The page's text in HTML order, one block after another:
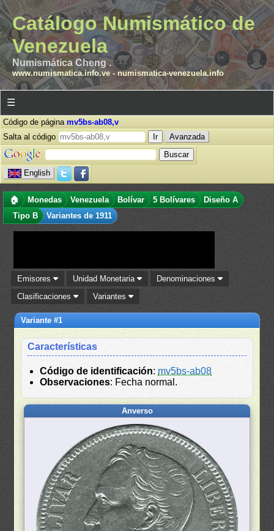
Catálogo Numismático de
Venezuela
Numismática Cheng .
www.numismatica.info.ve- numismatica-venezuela.info
☰
Código de página mv5bs-ab08,v
Salta al código
Avanzada
English
🏠 Monedas Venezuela Bolívar 5 Bolívares
Diseño A
Tipo B
Variantes de 1911
Emisores Unidad Monetaria
Denominaciones
Clasificaciones
Variantes
Variante #1
Características
Código de identificación: mv5bs-ab08
Observaciones: Fecha normal.
Anverso